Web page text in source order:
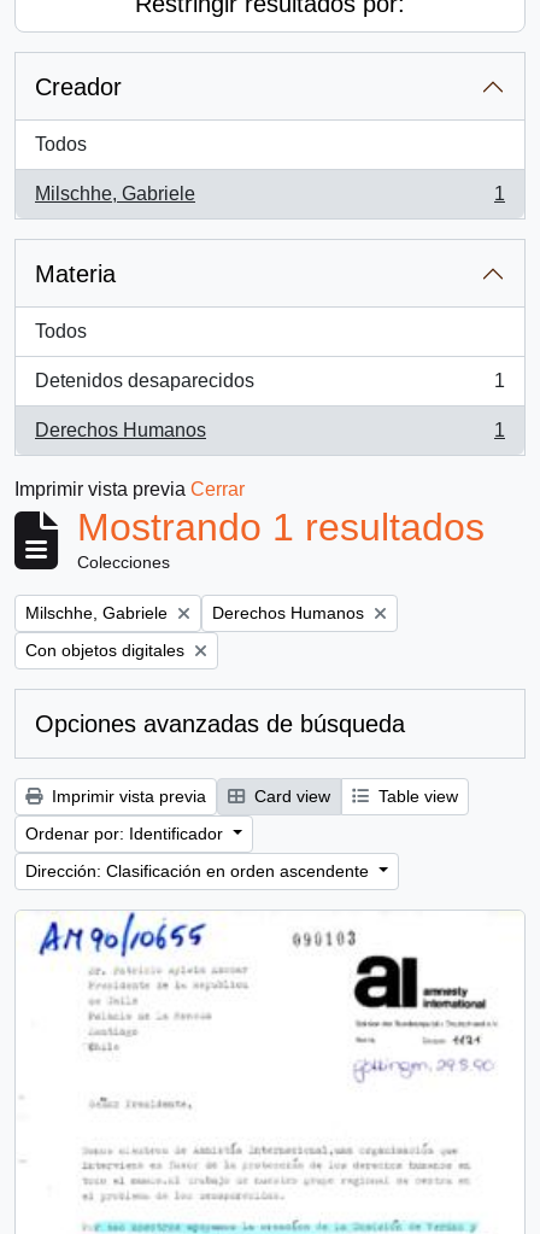
Creador
Todos
Milschhe, Gabriele
, 1 resultados
1
Materia
Todos
Detenidos desaparecidos
, 1 resultados
1
Derechos Humanos
, 1 resultados
1
Imprimir vista previa Cerrar
Mostrando 1 resultados
Colecciones
Remove filter:
Milschhe, Gabriele Remove filter:
Derechos Humanos
Remove filter:
Con objetos digitales
Opciones avanzadas de búsqueda
Imprimir vista previa Card view
Table view
Ordenar por: Identificador
Dirección: Clasificación en orden ascendente